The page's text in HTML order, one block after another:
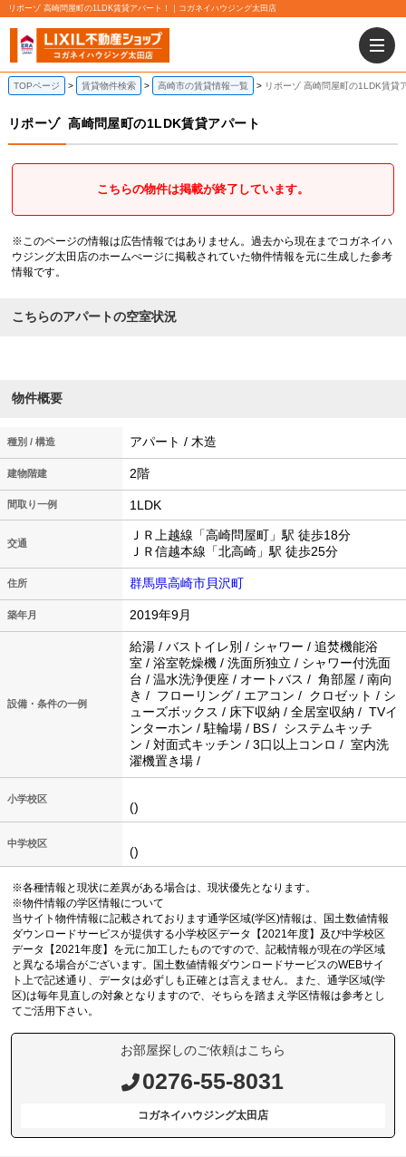
リポーゾ 高崎問屋町の1LDK賃貸アパート！｜コガネイハウジング太田店
TOPページ 賃貸物件検索 高崎市の賃貸情報一覧 リポーゾ 高崎問屋町の1LDK賃貸
リポーゾ 高崎問屋町の1LDK賃貸アパート
こちらの物件は掲載が終了しています。
※このページの情報は広告情報ではありません。過去から現在までコガネイハ
ウジング太田店のホームぺージに掲載されていた物件情報を元に生成した参考
情報です。
こちらのアパートの空室状況
物件概要
種別 / 構造 アパート / 木造
建物階建 2階
間取り一例 1LDK
交通
ＪＲ上越線「高崎問屋町」駅 徒歩18分
ＪＲ信越本線「北高崎」駅 徒歩25分
住所 群馬県高崎市貝沢町
築年月 2019年9月
設備・条件の一例
給湯 / バストイレ別 / シャワー / 追焚機能浴
室 / 浴室乾燥機 / 洗面所独立 / シャワー付洗面
台 / 温水洗浄便座 / オートバス / 角部屋 / 南向
き / フローリング / エアコン / クロゼット / シ
ューズボックス / 床下収納 / 全居室収納 / TVイ
ンターホン / 駐輪場 / BS / システムキッチ
ン / 対面式キッチン / 3口以上コンロ / 室内洗
濯機置き場 /
小学校区
()
中学校区
()
※各種情報と現状に差異がある場合は、現状優先となります。
※物件情報の学区情報について
当サイト物件情報に記載されております通学区域(学区)情報は、国土数値情報
ダウンロードサービスが提供する小学校区データ【2021年度】及び中学校区
データ【2021年度】を元に加工したものですので、記載情報が現在の学区域
と異なる場合がございます。国土数値情報ダウンロードサービスのWEBサイ
ト上で記述通り、データは必ずしも正確とは言えません。また、通学区域(学
区)は毎年見直しの対象となりますので、そちらを踏まえ学区情報は参考とし
てご活用下さい。
お部屋探しのご依頼はこちら
0276-55-8031
コガネイハウジング太田店